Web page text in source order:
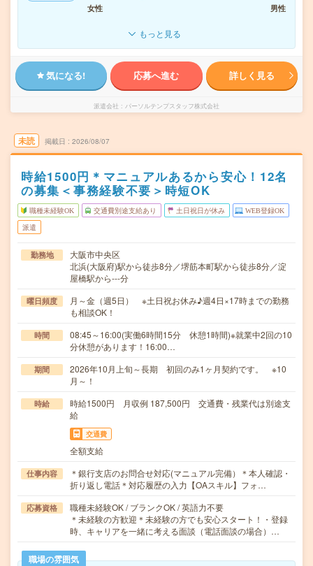
女性
男性
もっと見る
気になる! 応募へ進む 詳しく見る
派遣会社 パーソルテンプスタッフ株式会社
未読 掲載日 2026/08/07
時給1500円＊マニュアルあるから安心！12名
の募集＜事務経験不要＞時短OK
職種未経験OK 交通費別途支給あり 土日祝日が休み WEB登録OK
派遣
勤務地
大阪市中央区
北浜(大阪府)駅から徒歩8分／堺筋本町駅から徒歩8分／淀
屋橋駅から---分
曜日頻度
月～金（週5日） ※土日祝お休み♪週4日×17時までの勤務
も相談OK！
時間
08:45～16:00(実働6時間15分 休憩1時間)※就業中2回の10
分休憩があります！16:00…
期間
2026年10月上旬～長期 初回のみ1ヶ月契約です。 ※10
月～！
時給
時給1500円 月収例 187,500円 交通費・残業代は別途支
給
交通費
全額支給
仕事内容
＊銀行支店のお問合せ対応(マニュアル完備）＊本人確認・
折り返し電話＊対応履歴の入力【OAスキル】フォ…
応募資格
職種未経験OK / ブランクOK / 英語力不要
＊未経験の方歓迎＊未経験の方でも安心スタート！・登録
時、キャリアを一緒に考える面談（電話面談の場合）…
職場の雰囲気